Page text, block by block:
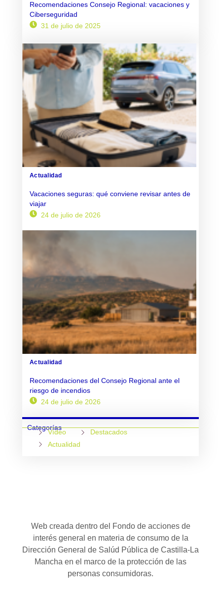
Recomendaciones Consejo Regional: vacaciones y
Ciberseguridad
31 de julio de 2025
Actualidad
Vacaciones seguras: qué conviene revisar antes de
viajar
24 de julio de 2026
Actualidad
Recomendaciones del Consejo Regional ante el
riesgo de incendios
24 de julio de 2026
Categorías
Vídeo
Destacados
Actualidad
Web creada dentro del Fondo de acciones de
interés general en materia de consumo de la
Dirección General de Salúd Pública de Castilla-La
Mancha en el marco de la protección de las
personas consumidoras.